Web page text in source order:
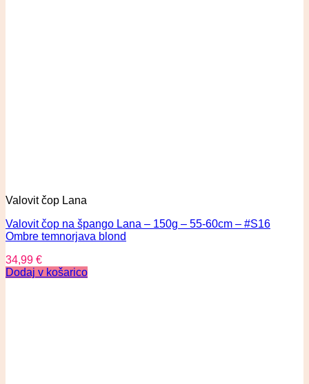
Valovit čop Lana
Valovit čop na špango Lana – 150g – 55-60cm – #S16
Ombre temnorjava blond
34,99 €
Dodaj v košarico